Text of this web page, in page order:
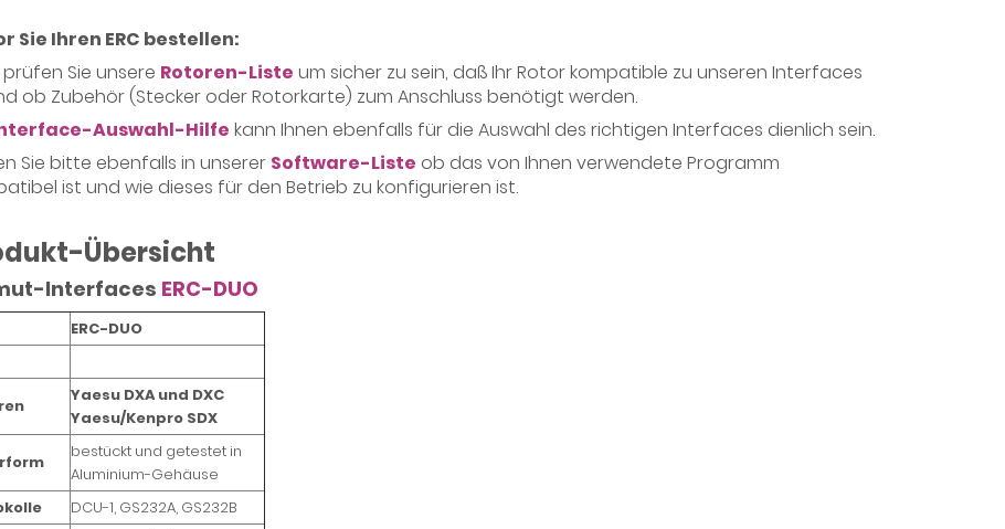
Sie Ihren ERC bestellen:
Sie unsere Rotoren-Liste um sicher zu sein, daß Ihr Rotor kompatible zu unseren Interfaces
ob Zubehör (Stecker oder Rotorkarte) zum Anschluss benötigt werden.
Auswahl-Hilfe kann Ihnen ebenfalls für die Auswahl des richtigen Interfaces dienlich sein.
Sie bitte ebenfalls in unserer Software-Liste ob das von Ihnen verwendete Programm
ist und wie dieses für den Betrieb zu konfigurieren ist.
Übersicht
Interfaces ERC-DUO
ERC-DUO
Yaesu DXA und DXC
Yaesu/Kenpro SDX
bestückt und getestet in
Aluminium-Gehäuse
DCU-1, GS232A, GS232B